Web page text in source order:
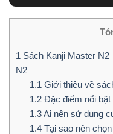
1 Sách Kanji Master
N2
1.1 Giới thiệu về
1.2Đặc điểm nổi bật
1.3Ai nên sử dụng
1.4Tại sao nên